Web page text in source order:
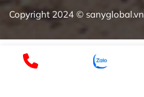
Copyright 2024 © sanyglobal.vn